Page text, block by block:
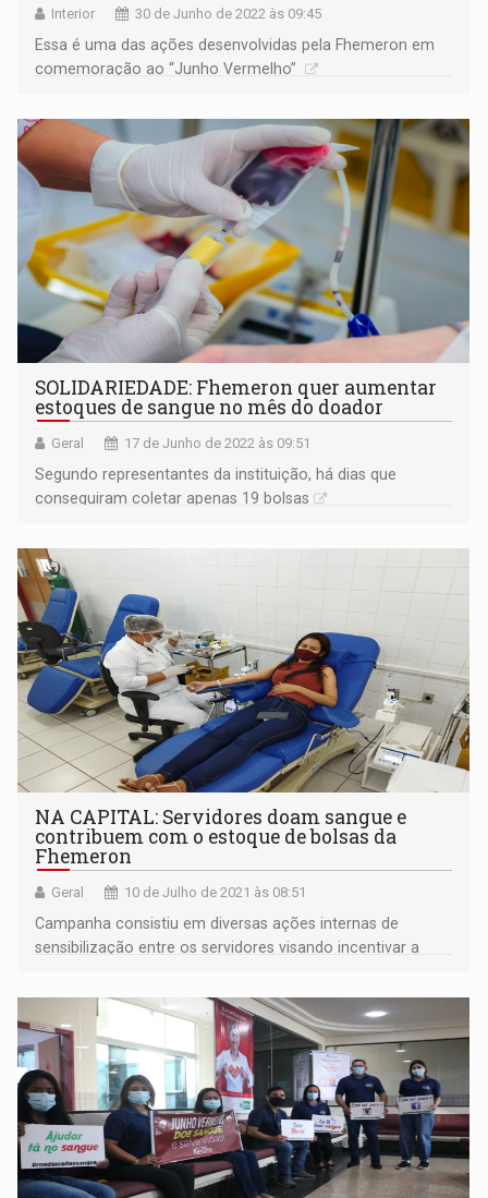
Interior 30 de Junho de 2022 às 09:45
Essa é uma das ações desenvolvidas pela Fhemeron em
comemoração ao “Junho Vermelho”
SOLIDARIEDADE: Fhemeron quer aumentar
estoques de sangue no mês do doador
Geral 17 de Junho de 2022 às 09:51
Segundo representantes da instituição, há dias que
conseguiram coletar apenas 19 bolsas
NA CAPITAL: Servidores doam sangue e
contribuem com o estoque de bolsas da
Fhemeron
Geral 10 de Julho de 2021 às 08:51
Campanha consistiu em diversas ações internas de
sensibilização entre os servidores visando incentivar a